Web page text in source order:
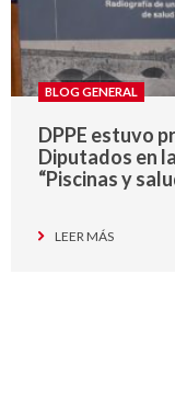
BLOG GENERAL
DPPE estuvo
Diputados en
“Piscinas y
LEER MÁS